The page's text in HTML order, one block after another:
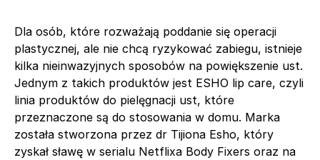
Dla osób, które rozważają poddanie się operacji
plastycznej, ale nie chcą ryzykować zabiegu, istnieje
kilka nieinwazyjnych sposobów na powiększenie ust.
Jednym z takich produktów jest ESHO lip care, czyli
linia produktów do pielęgnacji ust, które
przeznaczone są do stosowania w domu. Marka
została stworzona przez dr Tijiona Esho, który
zyskał sławę w serialu Netflixa Body Fixers oraz na